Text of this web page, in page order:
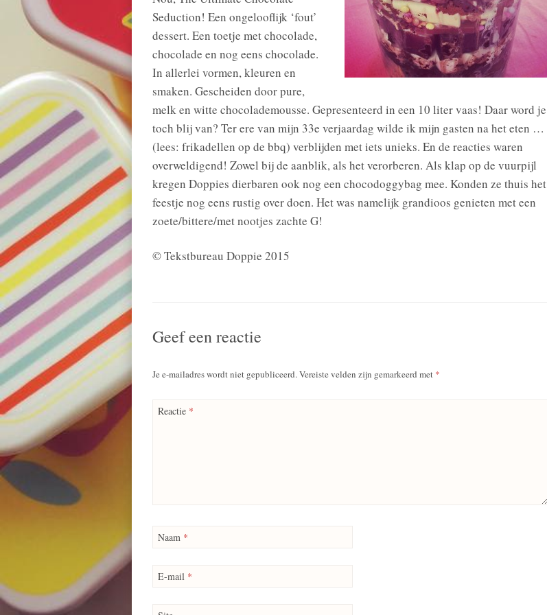
Seduction! Een ongelooflijk ‘fout’
dessert. Een toetje met chocolade,
chocolade en nog eens chocolade.
In allerlei vormen, kleuren en
smaken. Gescheiden door pure,
melk en witte chocolademousse. Gepresenteerd in een 10 liter vaas! Daar word je
toch blij van? Ter ere van mijn 33e verjaardag wilde ik mijn gasten na het eten …
(lees: frikadellen op de bbq) verblijden met iets unieks. En de reacties waren
overweldigend! Zowel bij de aanblik, als het verorberen. Als klap op de vuurpijl
kregen Doppies dierbaren ook nog een chocodoggybag mee. Konden ze thuis het
feestje nog eens rustig over doen. Het was namelijk grandioos genieten met een
zoete/bittere/met nootjes zachte G!
© Tekstbureau Doppie 2015
Geef een reactie
Je e-mailadres wordt niet gepubliceerd.Vereiste velden zijn gemarkeerd met *
Reactie *
Naam *
E-mail *